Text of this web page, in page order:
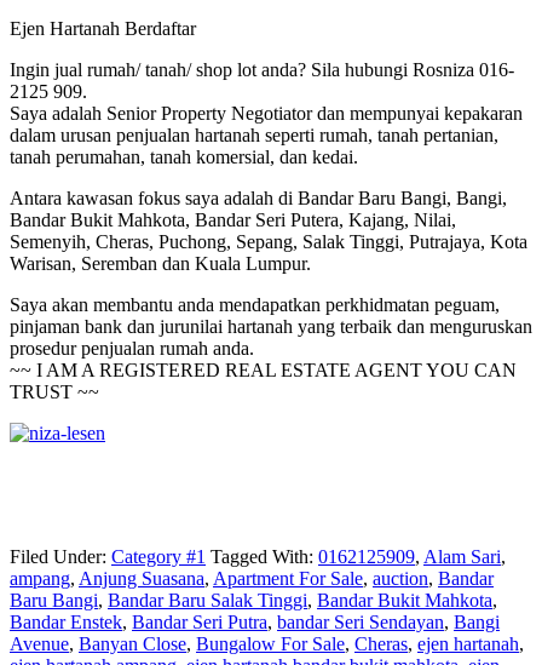
Ejen Hartanah Berdaftar
Ingin jual rumah/ tanah/ shop lot anda? Sila hubungi Rosniza 016-
2125 909.
Saya adalah Senior Property Negotiator dan mempunyai kepakaran
dalam urusan penjualan hartanah seperti rumah, tanah pertanian,
tanah perumahan, tanah komersial, dan kedai.
Antara kawasan fokus saya adalah di Bandar Baru Bangi, Bangi,
Bandar Bukit Mahkota, Bandar Seri Putera, Kajang, Nilai,
Semenyih, Cheras, Puchong, Sepang, Salak Tinggi, Putrajaya, Kota
Warisan, Seremban dan Kuala Lumpur.
Saya akan membantu anda mendapatkan perkhidmatan peguam,
pinjaman bank dan jurunilai hartanah yang terbaik dan menguruskan
prosedur penjualan rumah anda.
~~ I AM A REGISTERED REAL ESTATE AGENT YOU CAN
TRUST ~~
Filed Under: Category #1 Tagged With: 0162125909, Alam Sari,
ampang, Anjung Suasana, Apartment For Sale, auction, Bandar
Baru Bangi, Bandar Baru Salak Tinggi, Bandar Bukit Mahkota,
Bandar Enstek, Bandar Seri Putra, bandar Seri Sendayan, Bangi
Avenue, Banyan Close, Bungalow For Sale, Cheras, ejen hartanah,